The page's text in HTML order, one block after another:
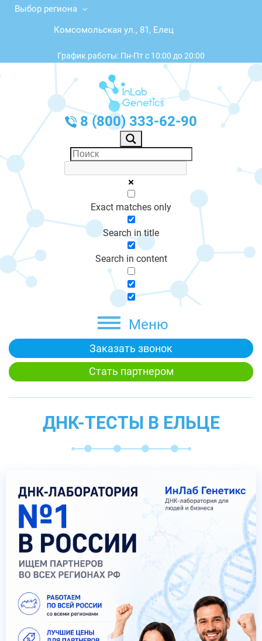
Выбор региона
Комсомольская ул., 81, Елец
График работы: Пн-Пт с 10:00 до 20:00
8 (800) 333-62-90
Exact matches only
Search in title
Search in content
Меню
Заказать звонок
Стать партнером
ДНК-ТЕСТЫ В ЕЛЬЦЕ